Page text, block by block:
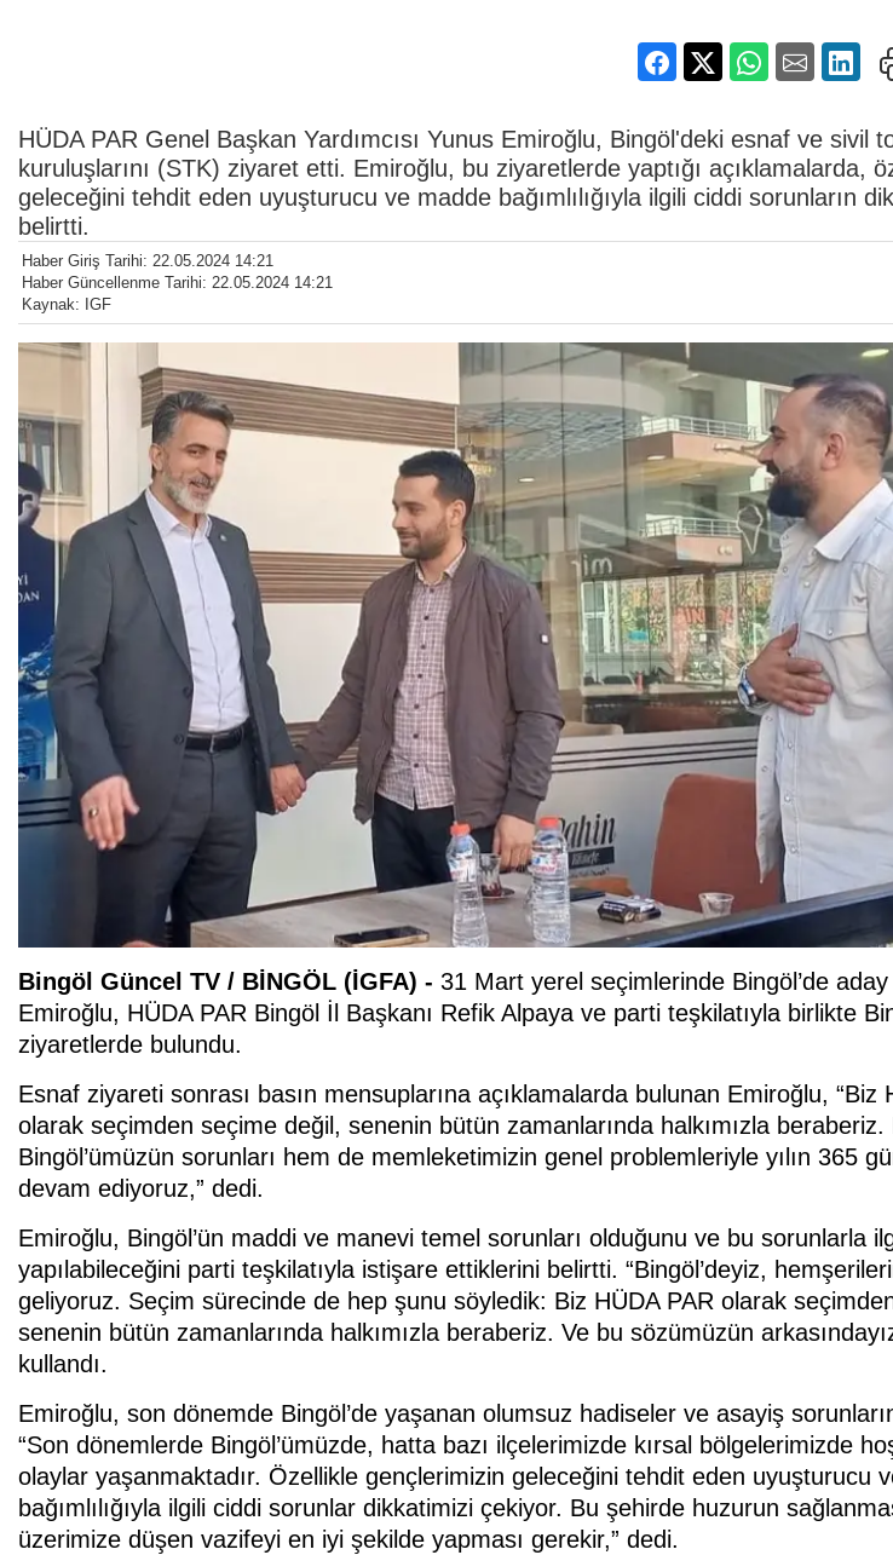
HÜDA PAR Genel Başkan Yardımcısı Yunus Emiroğlu, Bingöl'deki esnaf ve sivil
kuruluşlarını (STK) ziyaret etti. Emiroğlu, bu ziyaretlerde yaptığı açıklamalarda,
geleceğini tehdit eden uyuşturucu ve madde bağımlılığıyla ilgili ciddi sorunların
belirtti.
Haber Giriş Tarihi: 22.05.2024 14:21
Haber Güncellenme Tarihi: 22.05.2024 14:21
Kaynak: IGF
Bingöl Güncel TV / BİNGÖL (İGFA) - 31 Mart yerel seçimlerinde Bingöl’de
Emiroğlu, HÜDA PAR Bingöl İl Başkanı Refik Alpaya ve parti teşkilatıyla birlikte
ziyaretlerde bulundu.
Esnaf ziyareti sonrası basın mensuplarına açıklamalarda bulunan Emiroğlu, “Biz
olarak seçimden seçime değil, senenin bütün zamanlarında halkımızla beraberiz.
Bingöl’ümüzün sorunları hem de memleketimizin genel problemleriyle yılın 365
devam ediyoruz,” dedi.
Emiroğlu, Bingöl’ün maddi ve manevi temel sorunları olduğunu ve bu sorunlarla
yapılabileceğini parti teşkilatıyla istişare ettiklerini belirtti. “Bingöl’deyiz,
geliyoruz. Seçim sürecinde de hep şunu söyledik: Biz HÜDA PAR olarak
senenin bütün zamanlarında halkımızla beraberiz. Ve bu sözümüzün
kullandı.
Emiroğlu, son dönemde Bingöl’de yaşanan olumsuz hadiseler ve asayiş
“Son dönemlerde Bingöl’ümüzde, hatta bazı ilçelerimizde kırsal bölgelerimizde
olaylar yaşanmaktadır. Özellikle gençlerimizin geleceğini tehdit eden uyuşturucu
bağımlılığıyla ilgili ciddi sorunlar dikkatimizi çekiyor. Bu şehirde huzurun
üzerimize düşen vazifeyi en iyi şekilde yapması gerekir,” dedi.